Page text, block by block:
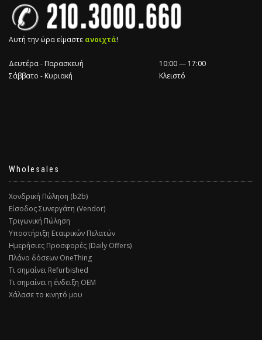
Αυτή την ώρα είμαστε ανοιχτά!
Δευτέρα - Παρασκευή
10:00 — 17:00
Σάββατο - Κυριακή
Κλειστό
Wholesales
Χονδρική Πώληση (b2b)
Είσοδος Συνεργάτη (Vendor)
Τριγωνική Πώληση
Υποστήριξη Εταιρικών Πελατών
Ημερήσιες Προσφορές (Daily Offers)
Πλάνο δόσεων OneThing
Τι σημαίνει Refurbished
Τι σημαίνει η ένδειξη ΟΕΜ
Χάλασε το κινητό μου